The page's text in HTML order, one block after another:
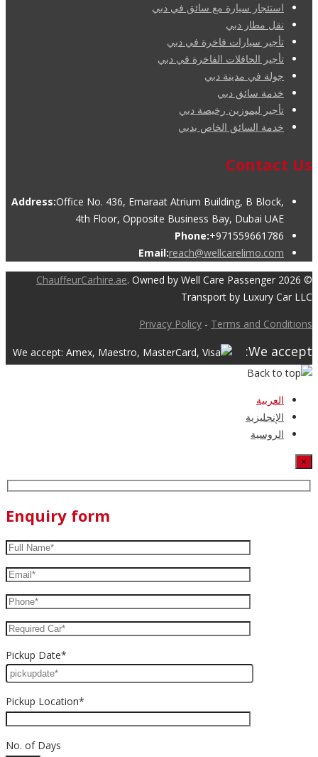
استئجار سيارة مع سائق في دبي
نقل مطار دبي
تأجير سيارات فاخرة في دبي
تأجير الحافلات الفاخرة في دبي
جولة في مدينة دبي
خدمة سائق دبي
تأجير ليموزين رخيصة دبي
خدمة السائق الخاص بدبي
Contact Us
Address:Office No. 436, Emaraat Atrium Building, B Block,
4th Floor, Opposite Business Bay, Dubai UAE
Phone:+971559661786
Email:reach@wellcarelimo.com
© 2026
ChauffeurCarhire.ae. Owned by Well Care Passenger
Transport by Luxury Car LLC
Privacy Policy - Terms and Conditions
We accept:
العربية
الإنجليزية
الروسية
×
Enquiry form
Pickup Date*
Pickup Location*
No. of Days